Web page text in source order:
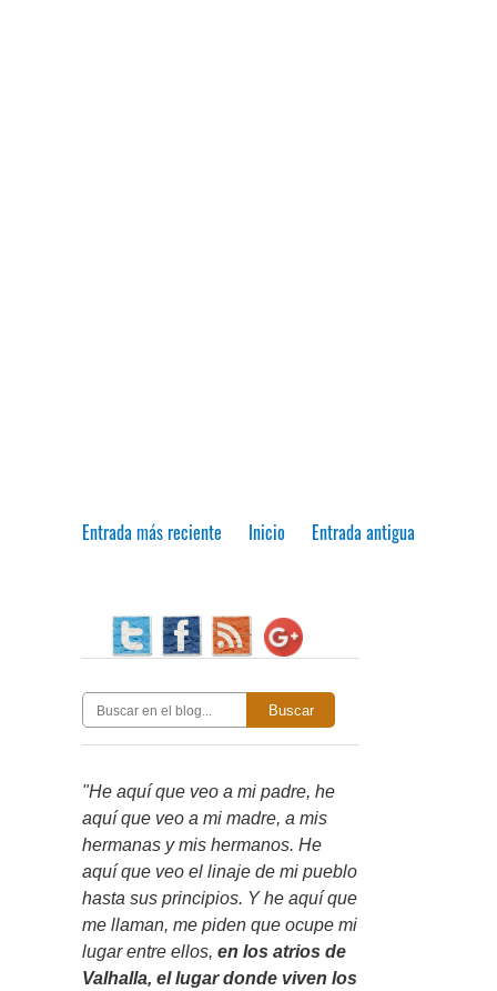
Entrada más reciente Entrada antigua
Inicio
Buscar
"He aquí que veo a mi padre, he
aquí que veo a mi madre, a mis
hermanas y mis hermanos. He
aquí que veo el linaje de mi pueblo
hasta sus principios. Y he aquí que
me llaman, me piden que ocupe mi
lugar entre ellos, en los atrios de
Valhalla, el lugar donde viven los